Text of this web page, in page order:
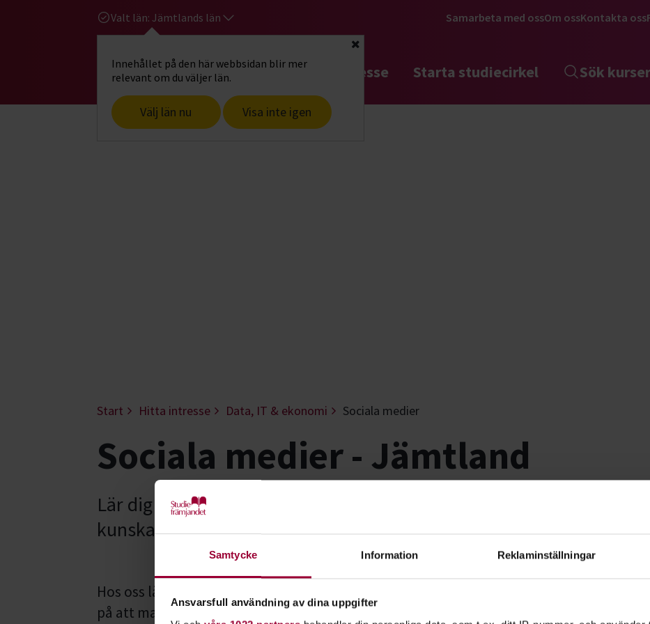
Samtycke Information Reklaminställningar
Ansvarsfull användning av dina uppgifter
Valt län: Jämtlands län
Innehållet på den här webbsidan blir mer
relevant om du väljer län.
Välj län nu Visa inte igen
Stäng
Samarbeta med ossOm ossKontakta oss
Gå till studiefrämjandets startsidaHitta intresse Starta studiecirkel Sök
Start Hitta intresse Data, IT & ekonomi Sociala medier
Sociala medier - Jämtland
Lär dig mer om sociala medier som Facebook, Instagram och
kunskaper du behöver för att kommunicera bättre på nätet.
Hos oss lär du dig att använda och förstå sociala medier. Du blir också bättre
på att marknadsföra din förening eller ditt företag på nätet.